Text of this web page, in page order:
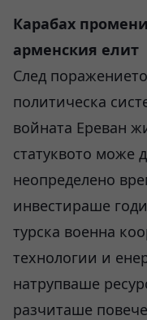
Карабах
арменския елит
След
политическа
войната Ереван
статуквото може
неопределено
инвестираше
турска военна
технологии и
натрупваше
разчиташе